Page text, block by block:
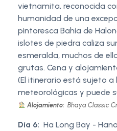
vietnamita, reconocida
humanidad de una
pintoresca Bahía de
islotes de piedra caliza
esmeralda, muchos de
grutas. Cena y
(El itinerario está sujeto a
meteorológicas y puede
Alojamiento: Bhaya Classic
Día 6: Ha Long Bay -